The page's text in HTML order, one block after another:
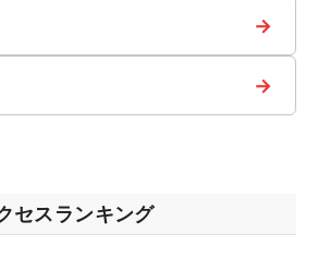
→
→
セスランキング